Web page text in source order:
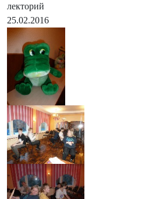
лекторий
25.02.2016